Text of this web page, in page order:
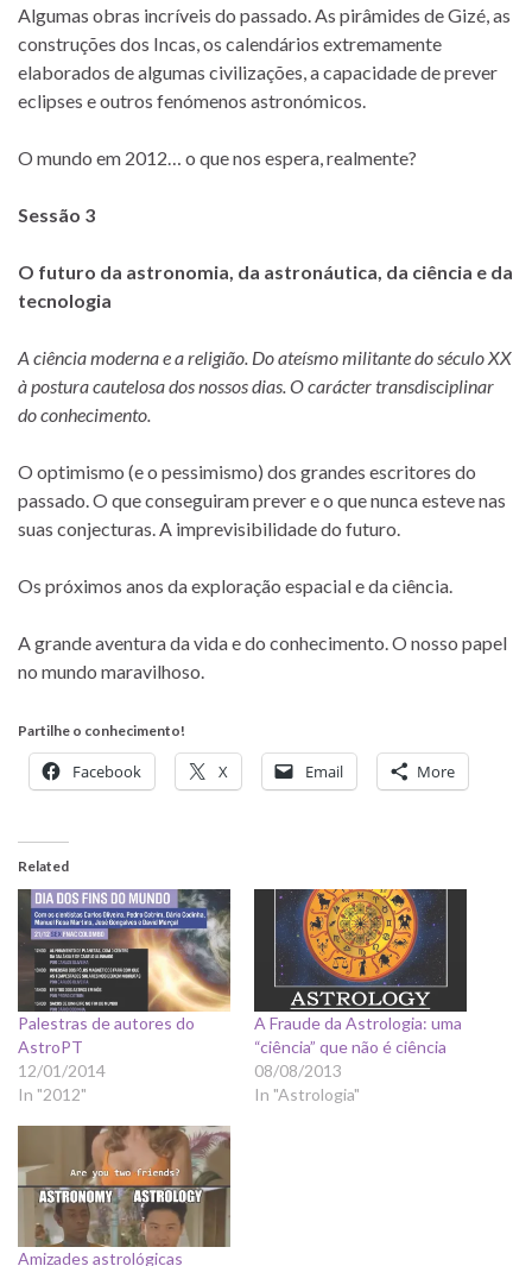
Algumas obras incríveis do passado. As pirâmides de Gizé, as
construções dos Incas, os calendários extremamente
elaborados de algumas civilizações, a capacidade de prever
eclipses e outros fenómenos astronómicos.
O mundo em 2012… o que nos espera, realmente?
Sessão 3
O futuro da astronomia, da astronáutica, da ciência e da
tecnologia
A ciência moderna e a religião. Do ateísmo militante do século XX
à postura cautelosa dos nossos dias. O carácter transdisciplinar
do conhecimento.
O optimismo (e o pessimismo) dos grandes escritores do
passado. O que conseguiram prever e o que nunca esteve nas
suas conjecturas. A imprevisibilidade do futuro.
Os próximos anos da exploração espacial e da ciência.
A grande aventura da vida e do conhecimento. O nosso papel
no mundo maravilhoso.
Partilhe o conhecimento!
Facebook X Email More
Related
Palestras de autores do
AstroPT
12/01/2014
In "2012"
A Fraude da Astrologia: uma
“ciência” que não é ciência
08/08/2013
In "Astrologia"
Amizades astrológicas